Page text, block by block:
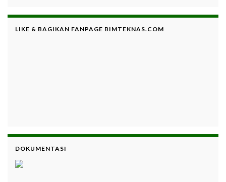
LIKE & BAGIKAN FANPAGE BIMTEKNAS.COM
DOKUMENTASI